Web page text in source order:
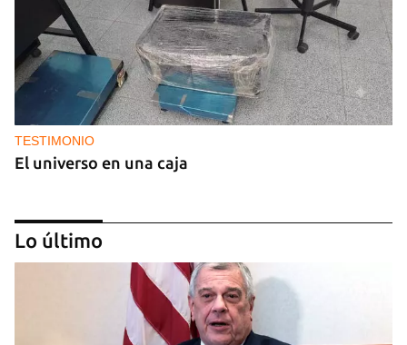
TESTIMONIO
El universo en una caja
Lo último